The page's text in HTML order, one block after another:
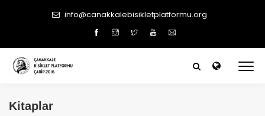
info@canakkalebisikletplatformu.org
Kitaplar